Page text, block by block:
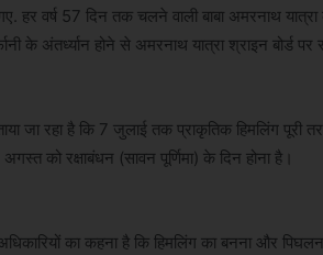
हर वर्ष 57 दिन तक चलने वाली बाबा अमरनाथ यात्रा
के अंतर्ध्यान होने से अमरनाथ यात्रा श्राइन बोर्ड
जा रहा है कि 7 जुलाई तक प्राकृतिक हिमलिंग पूरी
को रक्षाबंधन (सावन पूर्णिमा) के दिन होना है।
का कहना है कि हिमलिंग का बनना और